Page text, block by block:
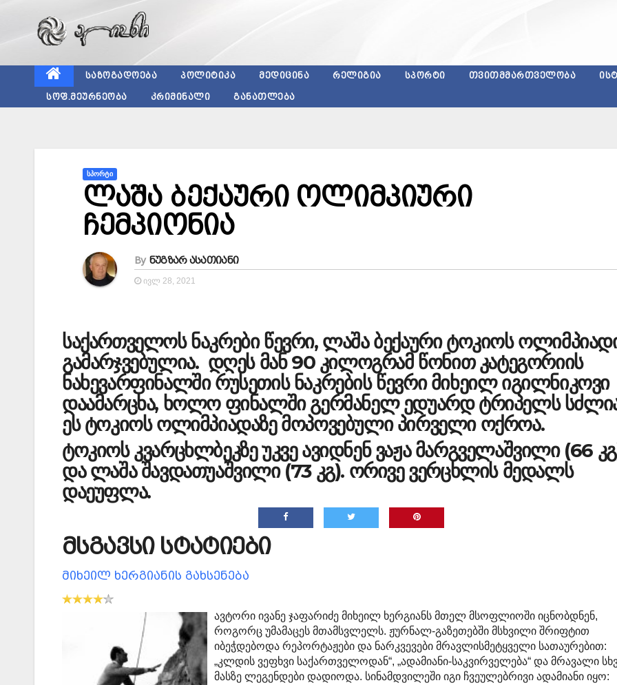
ᲡᲐᲖᲝᲒᲐᲓᲝᲔᲑᲐ ᲞᲝᲚᲘᲢᲘᲙᲐ ᲛᲔᲓᲘᲪᲘᲜᲐ ᲠᲔᲚᲘᲒᲘᲐ ᲡᲞᲝᲠᲢᲘ ᲗᲕᲘᲗᲛᲛᲐᲠᲗᲕᲔᲚᲝᲑᲐ
ᲡᲝᲤ.ᲛᲔᲣᲠᲜᲔᲝᲑᲐ ᲙᲠᲘᲛᲘᲜᲐᲚᲘ ᲒᲐᲜᲐᲗᲚᲔᲑᲐ
ᲡᲞᲝᲠᲢᲘ
ლაშა ბექაური ოლიმპიური
ჩემპიონია
By ნუგზარ ასათიანი
ᲘᲕᲚ 28, 2021
საქართველოს ნაკრები წევრი, ლაშა ბექაური ტოკიოს
გამარჯვებულია. დღეს მან 90 კილოგრამ წონით კატეგორიის
ნახევარფინალში რუსეთის ნაკრების წევრი მიხეილ იგილნიკოვი
დაამარცხა, ხოლო ფინალში გერმანელ ედუარდ ტრიპელს
ეს ტოკიოს ოლიმპიადაზე მოპოვებული პირველი ოქროა.
ტოკიოს კვარცხლბეკზე უკვე ავიდნენ ვაჟა მარგველაშვილი (66
და ლაშა შავდათუაშვილი (73 კგ). ორივე ვერცხლის მედალს
დაეუფლა.
მსგავსი სტატიები
მიხეილ ხერგიანის გახსენება
ავტორი ივანე ჯაფარიძე მიხეილ ხერგიანს მთელ მსოფლიოში იცნობდნენ,
როგორც უმამაცეს მთამსვლელს. ჟურნალ-გაზეთებში მსხვილი შრიფტით
იბეჭდებოდა რეპორტაჟები და ნარკვევები მრავლისმეტყველი სათაურებით:
„კლდის ვეფხვი საქართველოდან“, „ადამიანი-საკვირველება“ და მრავალი
მასზე ლეგენდები დადიოდა. სინამდვილეში იგი ჩვეულებრივი ადამიანი იყო: